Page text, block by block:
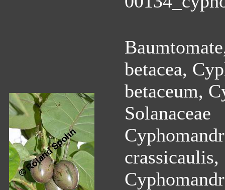
betacea,
betaceum,
Solanaceae
crassicaulis,